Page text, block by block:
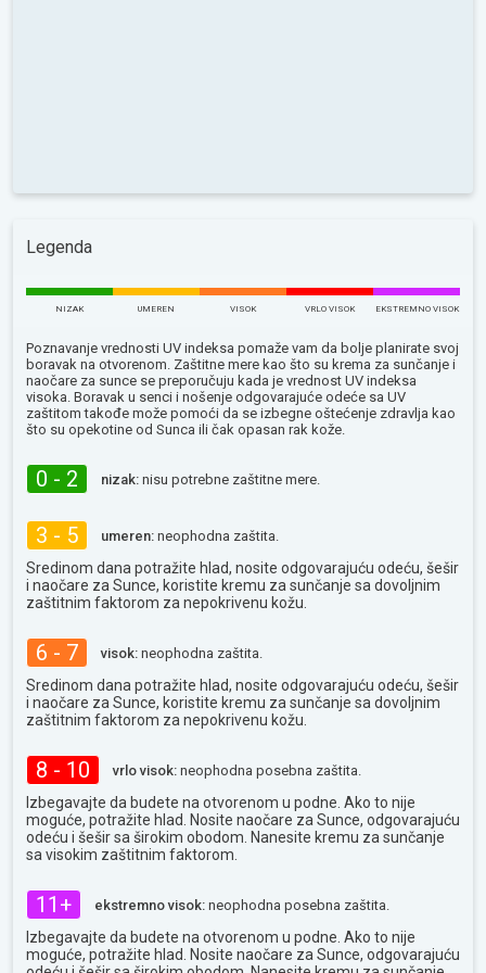
Legenda
NIZAK UMEREN VISOK VRLO VISOK EKSTREMNO VISOK
Poznavanje vrednosti UV indeksa pomaže vam da bolje planirate svoj
boravak na otvorenom. Zaštitne mere kao što su krema za sunčanje i
naočare za sunce se preporučuju kada je vrednost UV indeksa
visoka. Boravak u senci i nošenje odgovarajuće odeće sa UV
zaštitom takođe može pomoći da se izbegne oštećenje zdravlja kao
što su opekotine od Sunca ili čak opasan rak kože.
0 - 2 nizak: nisu potrebne zaštitne mere.
3 - 5 umeren: neophodna zaštita.
Sredinom dana potražite hlad, nosite odgovarajuću odeću, šešir
i naočare za Sunce, koristite kremu za sunčanje sa dovoljnim
zaštitnim faktorom za nepokrivenu kožu.
6 - 7 visok: neophodna zaštita.
Sredinom dana potražite hlad, nosite odgovarajuću odeću, šešir
i naočare za Sunce, koristite kremu za sunčanje sa dovoljnim
zaštitnim faktorom za nepokrivenu kožu.
8 - 10 vrlo visok: neophodna posebna zaštita.
Izbegavajte da budete na otvorenom u podne. Ako to nije
moguće, potražite hlad. Nosite naočare za Sunce, odgovarajuću
odeću i šešir sa širokim obodom. Nanesite kremu za sunčanje
sa visokim zaštitnim faktorom.
11+ ekstremno visok: neophodna posebna zaštita.
Izbegavajte da budete na otvorenom u podne. Ako to nije
moguće, potražite hlad. Nosite naočare za Sunce, odgovarajuću